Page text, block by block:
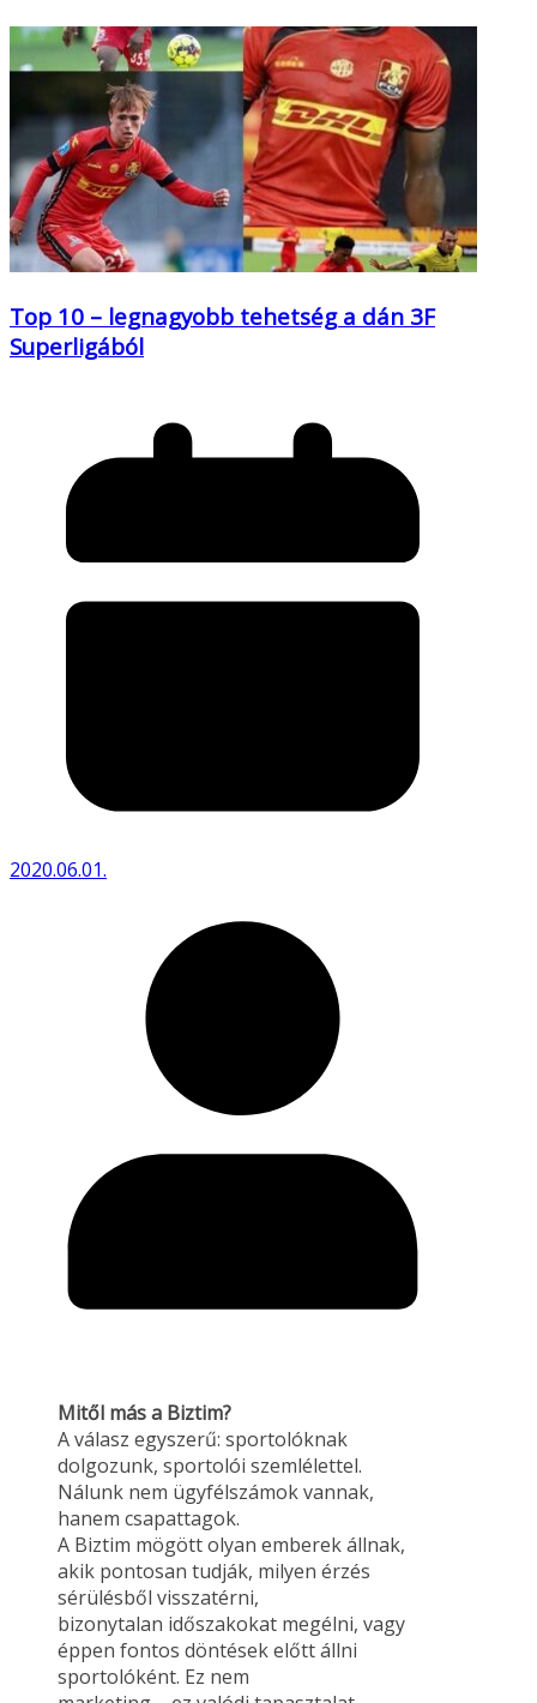
Top 10 – legnagyobb tehetség a dán 3F
Superligából
2020.06.01.
Mitől más a Biztim?
A válasz egyszerű: sportolóknak
dolgozunk, sportolói szemlélettel.
Nálunk nem ügyfélszámok vannak,
hanem csapattagok.
A Biztim mögött olyan emberek állnak,
akik pontosan tudják, milyen érzés
sérülésből visszatérni,
bizonytalan időszakokat megélni, vagy
éppen fontos döntések előtt állni
sportolóként. Ez nem